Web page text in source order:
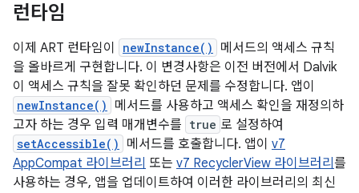
런타임
이제 ART 런타임이 newInstance()
메서드의 액세스 규칙
을 올바르게 구현합니다. 이 변경사항은 이전 버전에서 Dalvik
이 액세스 규칙을 잘못 확인하던 문제를 수정합니다. 앱이
newInstance()
메서드를 사용하고 액세스 확인을 재정의하
고자 하는 경우 입력 매개변수를 true 로 설정하여
setAccessible() 메서드를 호출합니다. 앱이 v7
AppCompat 라이브러리 또는 v7 RecyclerView 라이브러리 를
사용하는 경우, 앱을 업데이트하여 이러한 라이브러리의 최신